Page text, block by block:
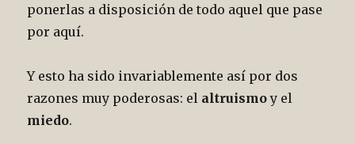
ponerlas a disposición de todo aquel que pase
por aquí.
Y esto ha sido invariablemente así por dos
razones muy poderosas: el altruismoy el
miedo.